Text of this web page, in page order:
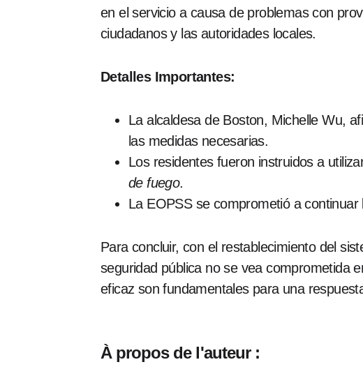
en el servicio a causa de problemas con
ciudadanos y las autoridades locales.
Detalles Importantes:
La alcaldesa de Boston, Michelle Wu,
las medidas necesarias.
Los residentes fueron instruidos a
de fuego.
La EOPSS se comprometió a
Para concluir, con el restablecimiento del
seguridad pública no se vea comprometida
eficaz son fundamentales para una
À propos de l'auteur :